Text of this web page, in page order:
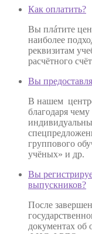
Как оплатить?
Вы плáтите
наиболее
реквизитам
расчётного
Вы
В нашем
благодаря
группового
учёных» и др.
Вы
выпускников?
После
документах об